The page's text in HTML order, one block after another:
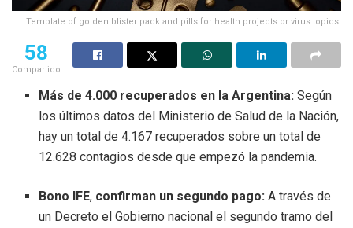
Template of golden blister pack and pills for health projects or virus topics.
58
Compartido
Más de 4.000 recuperados en la Argentina: Según
los últimos datos del Ministerio de Salud de la Nación,
hay un total de 4.167 recuperados sobre un total de
12.628 contagios desde que empezó la pandemia.
Bono IFE, confirman un segundo pago:A través de
un Decreto el Gobierno nacional el segundo tramo del